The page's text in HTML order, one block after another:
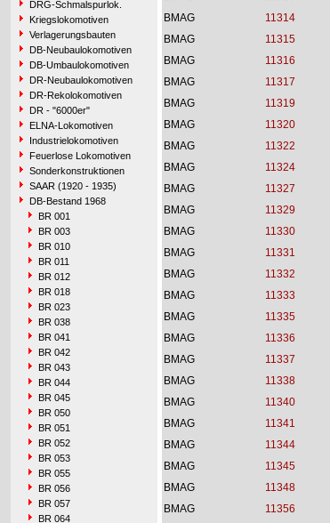
DRG-Schmalspurlok.
Kriegslokomotiven
Verlagerungsbauten
DB-Neubaulokomotiven
DB-Umbaulokomotiven
DR-Neubaulokomotiven
DR-Rekolokomotiven
DR - "6000er"
ELNA-Lokomotiven
Industrielokomotiven
Feuerlose Lokomotiven
Sonderkonstruktionen
SAAR (1920 - 1935)
DB-Bestand 1968
BR 001
BR 003
BR 010
BR 011
BR 012
BR 018
BR 023
BR 038
BR 041
BR 042
BR 043
BR 044
BR 045
BR 050
BR 051
BR 052
BR 053
BR 055
BR 056
BR 057
BR 064
BMAG
11314
BMAG
11315
BMAG
11316
BMAG
11317
BMAG
11319
BMAG
11320
BMAG
11322
BMAG
11324
BMAG
11327
BMAG
11329
BMAG
11330
BMAG
11331
BMAG
11332
BMAG
11333
BMAG
11335
BMAG
11336
BMAG
11337
BMAG
11338
BMAG
11340
BMAG
11341
BMAG
11344
BMAG
11345
BMAG
11348
BMAG
11356